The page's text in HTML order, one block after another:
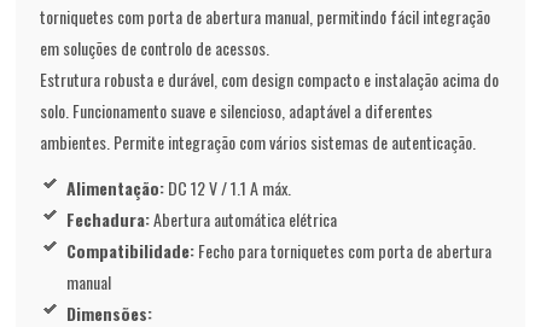
torniquetes com porta de abertura manual, permitindo fácil integração
em soluções de controlo de acessos.
Estrutura robusta e durável, com design compacto e instalação acima do
solo. Funcionamento suave e silencioso, adaptável a diferentes
ambientes. Permite integração com vários sistemas de autenticação.
Alimentação:DC 12 V / 1.1 A máx.
Fechadura:Abertura automática elétrica
Compatibilidade:Fecho para torniquetes com porta de abertura
manual
Dimensões: